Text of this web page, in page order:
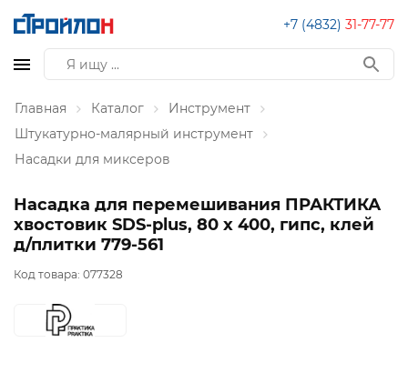
+7 (4832) 31-77-77
Главная Каталог
Инструмент
Штукатурно-малярный инструмент
Насадки для миксеров
Насадка для перемешивания ПРАКТИКА
хвостовик SDS-plus, 80 х 400, гипс, клей
д/плитки 779-561
Код товара: 077328